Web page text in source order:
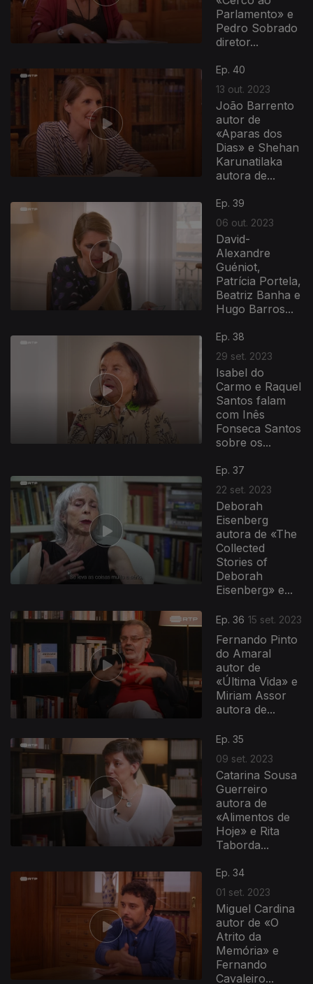
Parlamento» e
Pedro Sobrado
diretor...
Ep. 40
13 out. 2023
João Barrento
autor de
«Aparas dos
Dias» e Shehan
Karunatilaka
autora de...
Ep. 39
06 out. 2023
David-
Alexandre
Guéniot,
Patrícia Portela,
Beatriz Banha e
Hugo Barros...
Ep. 38
29 set. 2023
Isabel do
Carmo e Raquel
Santos falam
com Inês
Fonseca Santos
sobre os...
Ep. 37
22 set. 2023
Deborah
Eisenberg
autora de «The
Collected
Stories of
Deborah
Eisenberg» e...
Ep. 36 15 set. 2023
Fernando Pinto
do Amaral
autor de
«Última Vida» e
Miriam Assor
autora de...
Ep. 35
09 set. 2023
Catarina Sousa
Guerreiro
autora de
«Alimentos de
Hoje» e Rita
Taborda...
Ep. 34
01 set. 2023
Miguel Cardina
autor de «O
Atrito da
Memória» e
Fernando
Cavaleiro...